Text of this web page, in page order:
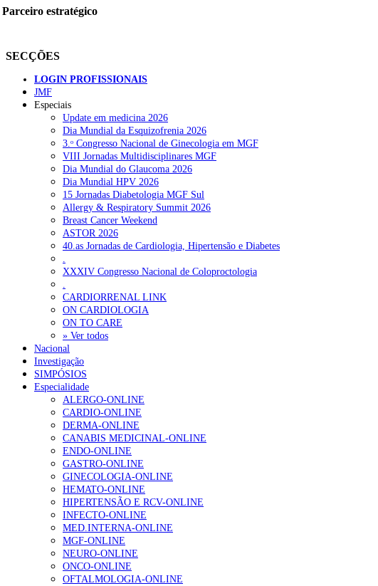
nas redes sociais:
RECENTES
Quase 11.900 jovens recorreram aos cheques psicólogo e nutricionista no
ULS de Coimbra estreia cirurgia endoscópica do ouvido com apoio robótico em
Enfermeiros exigem esclarecimentos sobre eventual gestão privada da ULS do
Ordem dos Médicos alerta para riscos no novo sistema de acesso a consultas e
Portugal está a formar os médicos de que precisa?
MAIS LIDAS
Enfermagem Forense. “Da urgência ao tribunal, cada gesto conta e cada
203 visualizações
1.º Episódio do Podcast “Frequência Cardio – Sintoniza-te na
169 visualizações
Alguns milhares de utentes podem ficar sem médico de família com nova
132 visualizações
Parceiro estratégico
SECÇÕES
LOGIN PROFISSIONAIS
JMF
Especiais
Update em medicina 2026
Dia Mundial da Esquizofrenia 2026
3.ᵒ Congresso Nacional de Ginecologia em MGF
VIII Jornadas Multidisciplinares MGF
Dia Mundial do Glaucoma 2026
Dia Mundial HPV 2026
15 Jornadas Diabetologia MGF Sul
Allergy & Respiratory Summit 2026
Breast Cancer Weekend
ASTOR 2026
40.as Jornadas de Cardiologia, Hipertensão e Diabetes
.
XXXIV Congresso Nacional de Coloproctologia
.
CARDIORRENAL LINK
ON CARDIOLOGIA
ON TO CARE
» Ver todos
Nacional
Investigação
SIMPÓSIOS
Especialidade
ALERGO-ONLINE
CARDIO-ONLINE
DERMA-ONLINE
CANABIS MEDICINAL-ONLINE
ENDO-ONLINE
GASTRO-ONLINE
GINECOLOGIA-ONLINE
HEMATO-ONLINE
HIPERTENSÃO E RCV-ONLINE
INFECTO-ONLINE
MED.INTERNA-ONLINE
MGF-ONLINE
NEURO-ONLINE
ONCO-ONLINE
OFTALMOLOGIA-ONLINE